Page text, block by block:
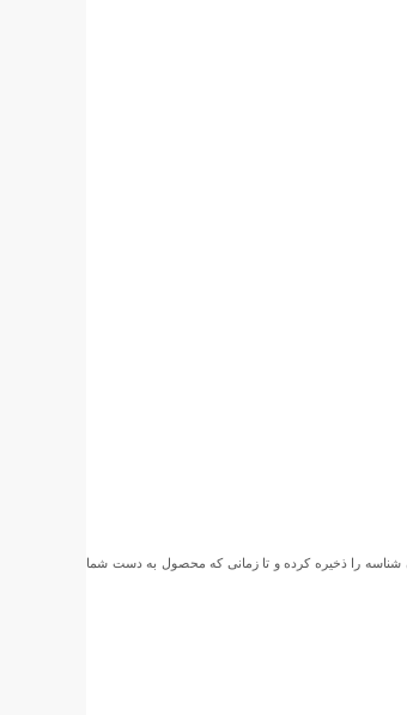
را ذخیره کرده و تا زمانی که محصول به دست شما